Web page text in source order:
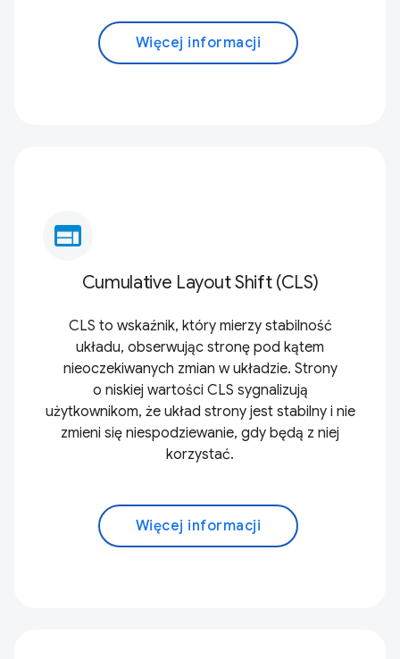
Więcej informacji
web
Cumulative Layout Shift (CLS)
CLS to wskaźnik, który mierzy stabilność
układu, obserwując stronę pod kątem
nieoczekiwanych zmian w układzie. Strony
o niskiej wartości CLS sygnalizują
użytkownikom, że układ strony jest stabilny i nie
zmieni się niespodziewanie, gdy będą z niej
korzystać.
Więcej informacji